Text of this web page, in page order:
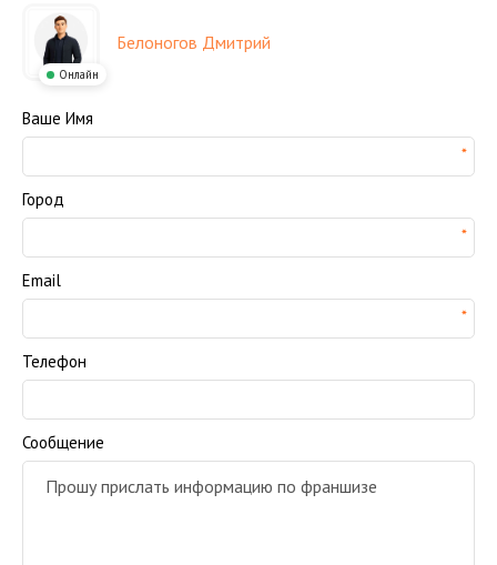
Онлайн
Белоногов Дмитрий
Ваше Имя
Город
Email
Телефон
Сообщение